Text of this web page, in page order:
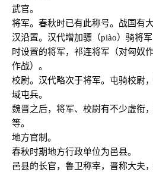
武官。
将军。春秋时已有此称号。战国有
汉沿置。汉代增加骠（piào）骑将
时设置的将军，祁连将军（对匈奴
作战）。
校尉。汉代略次于将军。屯骑校尉
域屯兵。
魏晋之后，将军、校尉有不少虚衔
等。
地方官制。
春秋时期地方行政单位为邑县。
邑县的长官，鲁卫称宰，晋称大夫